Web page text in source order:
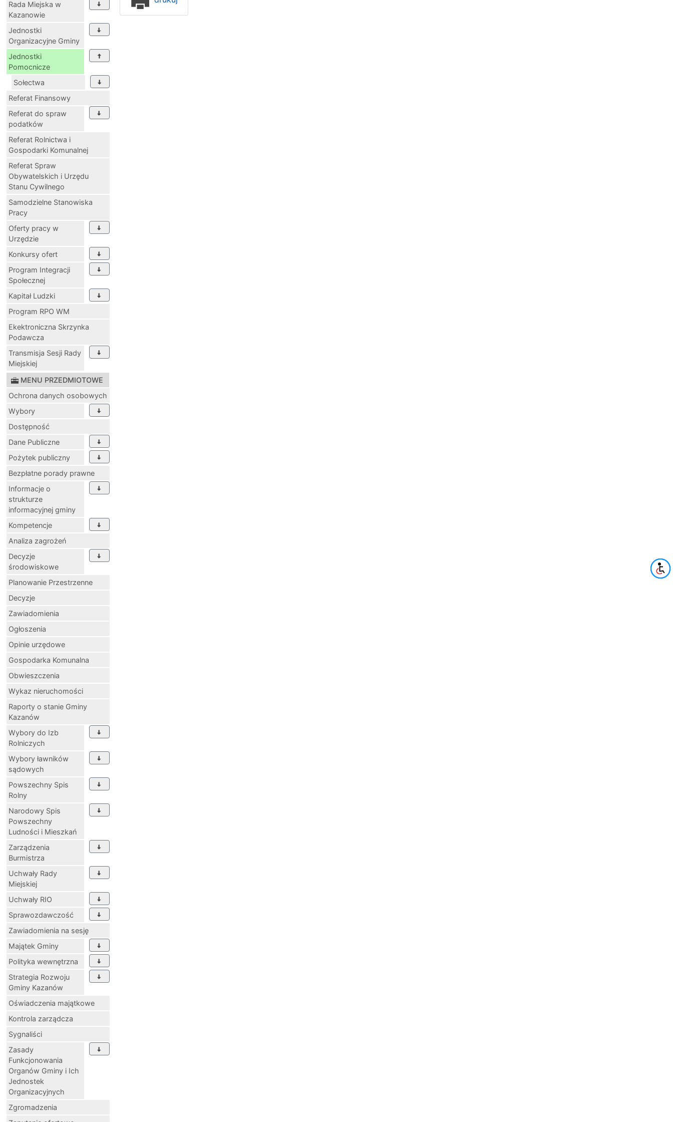
Rada Miejska w
Kazanowie
Jednostki
Organizacyjne Gminy
Jednostki
Pomocnicze
Sołectwa
Referat Finansowy
Referat do spraw
podatków
Referat Rolnictwa i
Gospodarki Komunalnej
Referat Spraw
Obywatelskich i Urzędu
Stanu Cywilnego
Samodzielne Stanowiska
Pracy
Oferty pracy w
Urzędzie
Konkursy ofert
Program Integracji
Społecznej
Kapitał Ludzki
Program RPO WM
Ekektroniczna Skrzynka
Podawcza
Transmisja Sesji Rady
Miejskiej
MENU PRZEDMIOTOWE
Ochrona danych osobowych
Wybory
Dostępność
Dane Publiczne
Pożytek publiczny
Bezpłatne porady prawne
Informacje o
strukturze
informacyjnej gminy
Kompetencje
Analiza zagrożeń
Decyzje
środowiskowe
Planowanie Przestrzenne
Decyzje
Zawiadomienia
Ogłoszenia
Opinie urzędowe
Gospodarka Komunalna
Obwieszczenia
Wykaz nieruchomości
Raporty o stanie Gminy
Kazanów
Wybory do Izb
Rolniczych
Wybory ławników
sądowych
Powszechny Spis
Rolny
Narodowy Spis
Powszechny
Ludności i Mieszkań
Zarządzenia
Burmistrza
Uchwały Rady
Miejskiej
Uchwały RIO
Sprawozdawczość
Zawiadomienia na sesję
Majątek Gminy
Polityka wewnętrzna
Strategia Rozwoju
Gminy Kazanów
Oświadczenia majątkowe
Kontrola zarządcza
Sygnaliści
Zasady
Funkcjonowania
Organów Gminy i Ich
Jednostek
Organizacyjnych
Zgromadzenia